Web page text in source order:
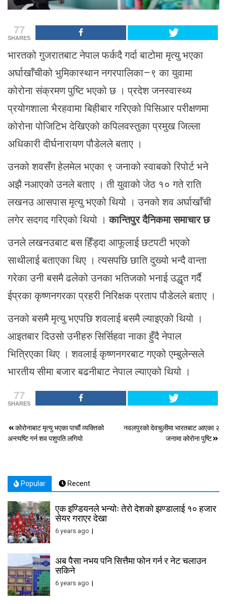
77
SHARES
भारतको गुजरातबाट नेपाल फर्कदै गर्दा बाटोमा मृत्यु भएका
अर्घाखाँचीको भुमिकास्थान नगरपालिका–९ का युवामा
कोरोना संक्रमण पुष्टि भएको छ । प्रदेश जनस्वास्थ्य
प्रयोगशाला भैरहवामा बिहीबार गरिएको पिसिआर परीक्षणमा
कोरोना पोजिटिभ देखिएको कपिलवस्तुका प्रमुख जिल्ला
अधिकारी दीर्घनारायण पौडेलले बताए ।
उनको शवसँग हेलमेल भएका ९ जनाको स्वाबको रिपोर्ट भने
अझै नआएको उनले बताए । ती युवाको जेठ १० गते राति
लखनउ आसपास मृत्यु भएको थियो । उनको शव अर्घाखाँची
लगेर सदगद गरिएको थियो ।कान्तिपुर दैनिकमा समाचार छ
उनले लखनउबाट बस हिँड्दा आफूलाई छटपटी भएको
साथीलाई बताएका थिए । त्यसपछि छाति दुख्यो भन्दै वान्ता
गरेका उनी बसमै ढलेको उनका भतिजको भनाई उद्धृत गर्दै
ईप्रका कृष्णनगरका प्रहरी निरिक्षक प्रताप पौडेलले बताए ।
उनको बसमै मृत्यु भएपछि शवलाई बसमै ल्याइएको थियो ।
आइतबार दिउसो उनीहरु सिर्सिहवा नाका हुँदै नेपाल
भित्रिएका थिए । शवलाई कृष्णनगरबाट गएको एम्बुलेन्सले
भारतीय सीमा बजार बढनीबाट नेपाल ल्याएको थियो ।
77
SHARES
Post
navigation
कोरोनाबाट मृत्यु भएका पाचौं व्यक्तिको
अन्त्यष्टि गर्न शव पशुपति लगियो
नवलपुरको देवचुलीमा भारतबाट आएका २
जनामा कोरोना पुष्टि
Popular Recent
एक इण्डियनले भन्योः तेरो देशको झण्डालाई १० हजार
सेयर गराएर देखा
6 years ago
अब पैसा नभय पनि सित्तैमा फोन गर्न र नेट चलाउन
सकिने
6 years ago